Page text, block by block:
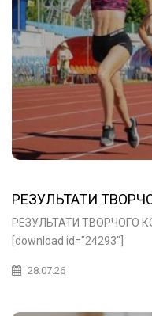
РЕЗУЛЬТАТИ
РЕЗУЛЬТАТИ ТВОРЧОГО
[download id="24293"]
28.07.26